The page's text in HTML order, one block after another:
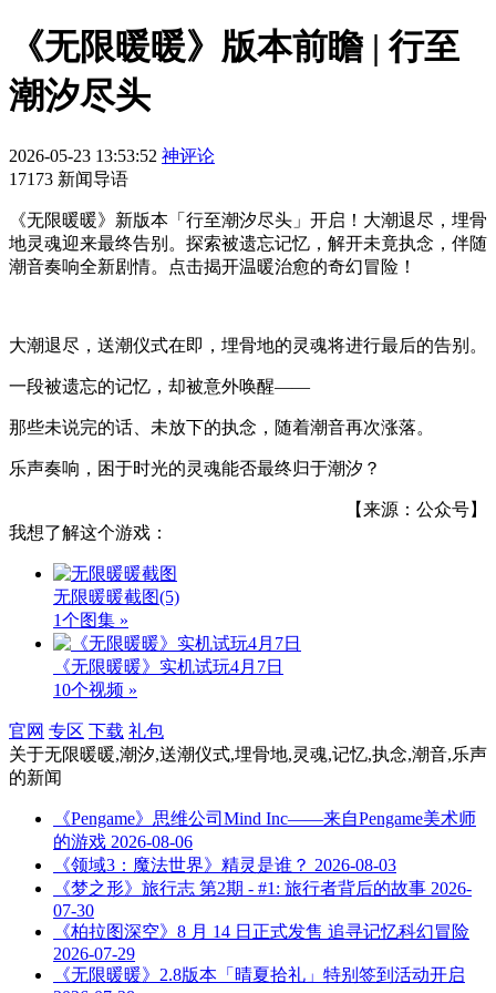
《无限暖暖》版本前瞻 | 行至
潮汐尽头
2026-05-23 13:53:52 神评论
17173 新闻导语
《无限暖暖》新版本「行至潮汐尽头」开启！大潮退尽，埋骨
地灵魂迎来最终告别。探索被遗忘记忆，解开未竟执念，伴随
潮音奏响全新剧情。点击揭开温暖治愈的奇幻冒险！
大潮退尽，送潮仪式在即，埋骨地的灵魂将进行最后的告别。
一段被遗忘的记忆，却被意外唤醒——
那些未说完的话、未放下的执念，随着潮音再次涨落。
乐声奏响，困于时光的灵魂能否最终归于潮汐？
【来源：公众号】
我想了解这个游戏：
无限暖暖截图(5)
1个图集 »
《无限暖暖》实机试玩4月7日
10个视频 »
官网 专区 下载 礼包
关于无限暖暖,潮汐,送潮仪式,埋骨地,灵魂,记忆,执念,潮音,乐声
的新闻
《Pengame》思维公司Mind Inc——来自Pengame美术师
的游戏 2026-08-06
《领域3：魔法世界》精灵是谁？ 2026-08-03
《梦之形》旅行志 第2期 - #1: 旅行者背后的故事 2026-
07-30
《柏拉图深空》8 月 14 日正式发售 追寻记忆科幻冒险
2026-07-29
《无限暖暖》2.8版本「晴夏拾礼」特别签到活动开启